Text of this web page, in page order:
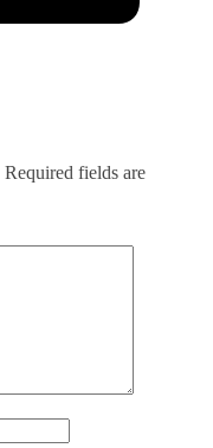
Required fields are